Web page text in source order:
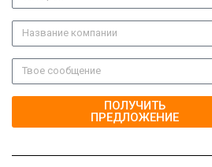
ПОЛУЧИТЬ
ПРЕДЛОЖЕНИЕ